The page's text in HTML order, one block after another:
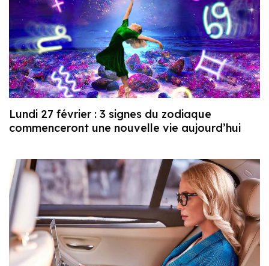
Lundi 27 février : 3 signes du zodiaque
commenceront une nouvelle vie aujourd’hui